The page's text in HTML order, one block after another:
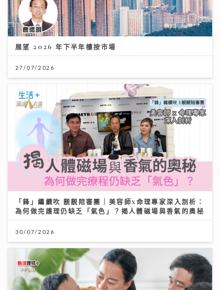
展望 2026 年下半年樓按市場
27/07/2026
「鋒」繼續吹 靚靚陪審團 | 美容師x命理專家深入剖析：
為何做完護理仍缺乏「氣色」？揭人體磁場與香氣的奧秘
30/07/2026